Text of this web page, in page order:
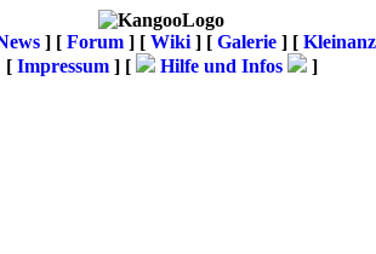
] [ Forum ] [ Wiki ] [ Galerie ] [
[ Impressum] [ Hilfe und Infos ]